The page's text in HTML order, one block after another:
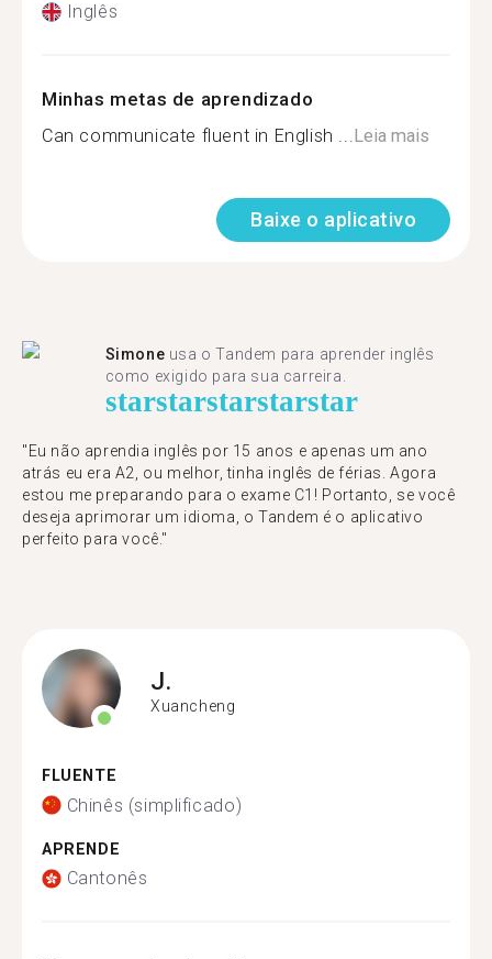
Inglês
Minhas metas de aprendizado
Can communicate fluent in English ...Leia mais
Baixe o aplicativo
Simone usa o Tandem para aprender inglês
como exigido para sua carreira.
starstarstarstarstar
"Eu não aprendia inglês por 15 anos e apenas um ano
atrás eu era A2, ou melhor, tinha inglês de férias. Agora
estou me preparando para o exame C1! Portanto, se você
deseja aprimorar um idioma, o Tandem é o aplicativo
perfeito para você."
J.
Xuancheng
FLUENTE
Chinês (simplificado)
APRENDE
Cantonês